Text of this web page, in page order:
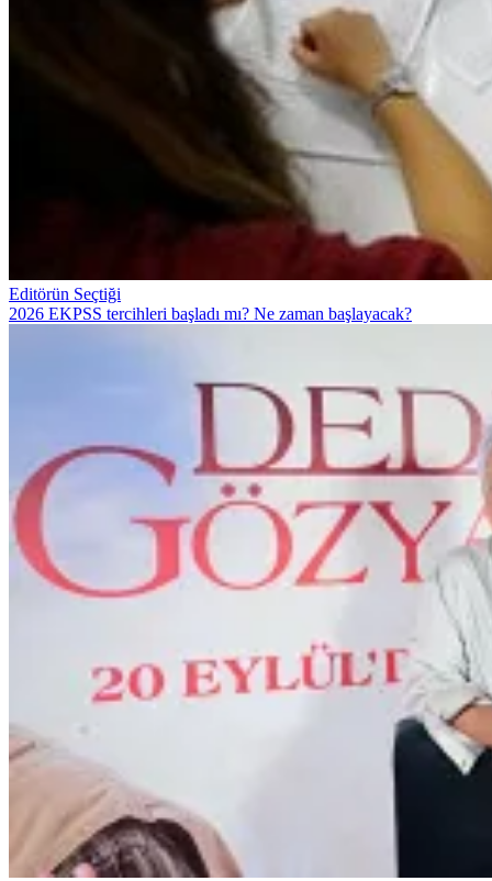
Editörün Seçtiği
2026 EKPSS tercihleri başladı mı? Ne zaman başlayacak?